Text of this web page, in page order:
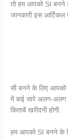
तो हम आपको SI बनने
जानकारी इस आर्टिकल
सी बनने के लिए आपको
में कई सारे अलग-अलग
किताबें खरीदनी होगी.
हम आपको SI बनने के